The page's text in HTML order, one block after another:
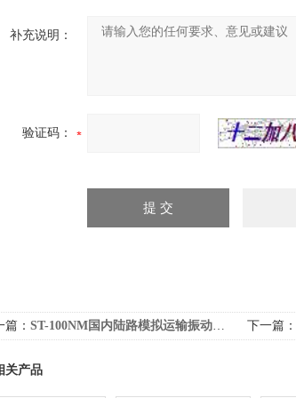
补充说明：
验证码：
篇： ST-100NM国内陆路模拟运输振动测试机 下一篇：
关产品